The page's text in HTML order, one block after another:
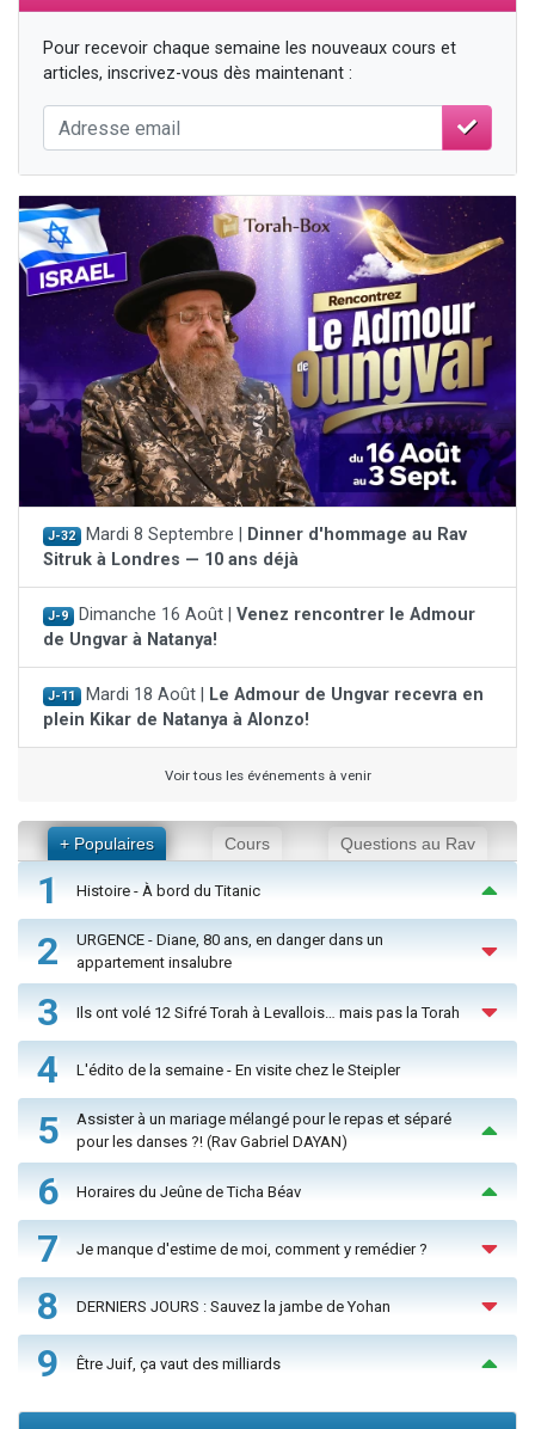
Pour recevoir chaque semaine les nouveaux cours et
articles, inscrivez-vous dès maintenant :
J-32 Mardi 8 Septembre |
Dinner d'hommage au Rav
Sitruk à Londres — 10 ans déjà
J-9 Dimanche 16 Août | Venez rencontrer le Admour
de Ungvar à Natanya!
J-11 Mardi 18 Août |
Le Admour de Ungvar recevra en
plein Kikar de Natanya à Alonzo!
Voir tous les événements à venir
+ Populaires Cours Questions au Rav
1 Histoire - À bord du Titanic
2
URGENCE - Diane, 80 ans, en danger dans un
appartement insalubre
3 Ils ont volé 12 Sifré Torah à Levallois… mais pas la Torah
4 L'édito de la semaine - En visite chez le Steipler
5
Assister à un mariage mélangé pour le repas et séparé
pour les danses ?! (Rav Gabriel DAYAN)
6 Horaires du Jeûne de Ticha Béav
7 Je manque d'estime de moi, comment y remédier ?
8 DERNIERS JOURS : Sauvez la jambe de Yohan
9 Être Juif, ça vaut des milliards